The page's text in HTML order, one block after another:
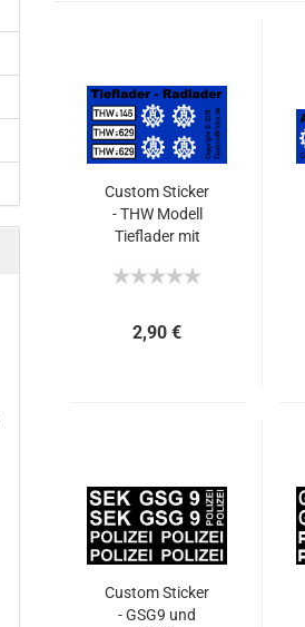
Custom Sticker
- THW Modell
Tieflader mit
2,90 €
Custom Sticker
- GSG9 und